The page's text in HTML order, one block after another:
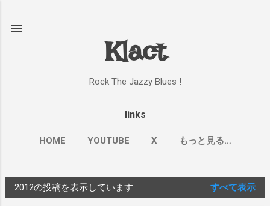
Klact
Rock The Jazzy Blues !
links
HOME YOUTUBE X もっと見る…
投
2012の投稿を表示しています すべて表示